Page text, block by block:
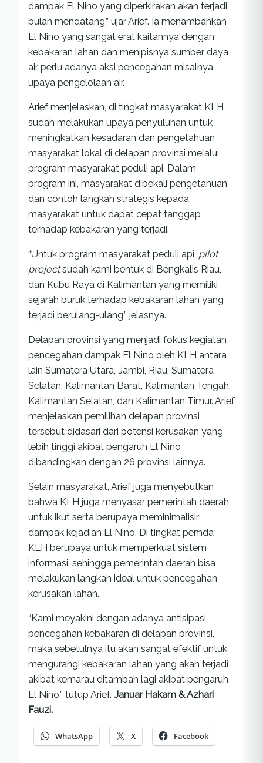
dampak El Nino yang diperkirakan akan terjadi
bulan mendatang,” ujar Arief. Ia menambahkan
El Nino yang sangat erat kaitannya dengan
kebakaran lahan dan menipisnya sumber daya
air perlu adanya aksi pencegahan misalnya
upaya pengelolaan air.
Arief menjelaskan, di tingkat masyarakat KLH
sudah melakukan upaya penyuluhan untuk
meningkatkan kesadaran dan pengetahuan
masyarakat lokal di delapan provinsi melalui
program masyarakat peduli api. Dalam
program ini, masyarakat dibekali pengetahuan
dan contoh langkah strategis kepada
masyarakat untuk dapat cepat tanggap
terhadap kebakaran yang terjadi.
“Untuk program masyarakat peduli api, pilot
projectsudah kami bentuk di Bengkalis Riau,
dan Kubu Raya di Kalimantan yang memiliki
sejarah buruk terhadap kebakaran lahan yang
terjadi berulang-ulang,” jelasnya.
Delapan provinsi yang menjadi fokus kegiatan
pencegahan dampak El Nino oleh KLH antara
lain Sumatera Utara, Jambi, Riau, Sumatera
Selatan, Kalimantan Barat, Kalimantan Tengah,
Kalimantan Selatan, dan Kalimantan Timur. Arief
menjelaskan pemilihan delapan provinsi
tersebut didasari dari potensi kerusakan yang
lebih tinggi akibat pengaruh El Nino
dibandingkan dengan 26 provinsi lainnya.
Selain masyarakat, Arief juga menyebutkan
bahwa KLH juga menyasar pemerintah daerah
untuk ikut serta berupaya meminimalisir
dampak kejadian El Nino. Di tingkat pemda
KLH berupaya untuk memperkuat sistem
informasi, sehingga pemerintah daerah bisa
melakukan langkah ideal untuk pencegahan
kerusakan lahan.
“Kami meyakini dengan adanya antisipasi
pencegahan kebakaran di delapan provinsi,
maka sebetulnya itu akan sangat efektif untuk
mengurangi kebakaran lahan yang akan terjadi
akibat kemarau ditambah lagi akibat pengaruh
El Nino,” tutup Arief. Januar Hakam & Azhari
Fauzi.
WhatsApp X Facebook